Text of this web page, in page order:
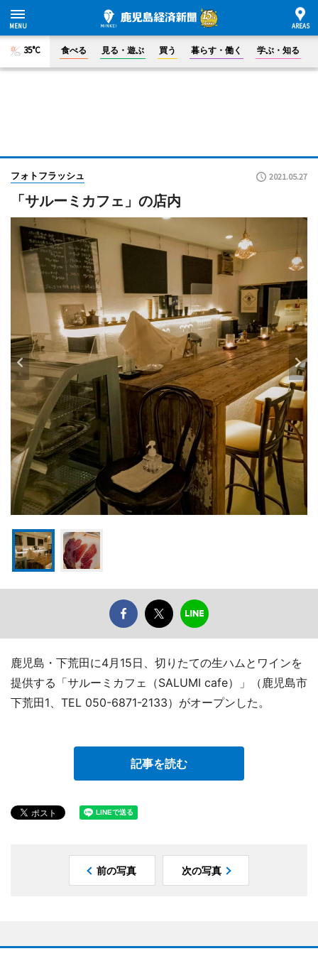
35°C 食べる 見る・遊ぶ 買う 暮らす・働く 学ぶ・知る
フォトフラッシュ 2021.05.27
「サルーミカフェ」の店内
鹿児島・下荒田に4月15日、切りたての生ハムとワインを
提供する「サルーミカフェ（SALUMI cafe）」（鹿児島市
下荒田1、TEL 050-6871-2133）がオープンした。
記事を読む
前の写真 次の写真